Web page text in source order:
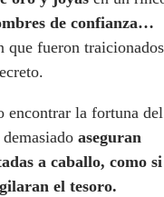
de confianza…
que fueron
encontrar la fortuna del
aseguran
a caballo, como si
el tesoro.